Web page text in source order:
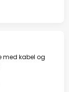
med kabel og